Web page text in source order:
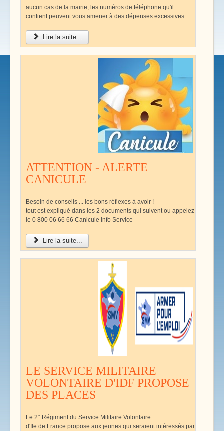
aucun cas de la mairie, les numéros de téléphone qu'il
contient peuvent vous amener à des dépenses excessives.
Lire la suite...
ATTENTION - ALERTE
CANICULE
Besoin de conseils ... les bons réflexes à avoir !
tout est expliqué dans les 2 documents qui suivent ou appelez
le 0 800 06 66 66 Canicule Info Service
Lire la suite...
LE SERVICE MILITAIRE
VOLONTAIRE D'IDF PROPOSE
DES PLACES
Le 2° Régiment du Service Militaire Volontaire
d'Ile de France propose aux jeunes qui seraient intéressés par